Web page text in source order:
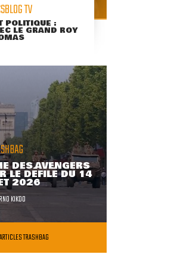
TV
POLITIQUE :
LE GRAND ROY
DES AVENGERS
LE DÉFILÉ DU 14
2026
KIKOO
TRASHBAG